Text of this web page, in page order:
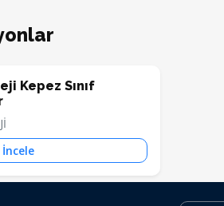
Kepez Sınıf
İncele